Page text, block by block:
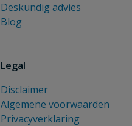
Deskundig advies
Blog
Legal
Disclaimer
Algemene voorwaarden
Privacyverklaring